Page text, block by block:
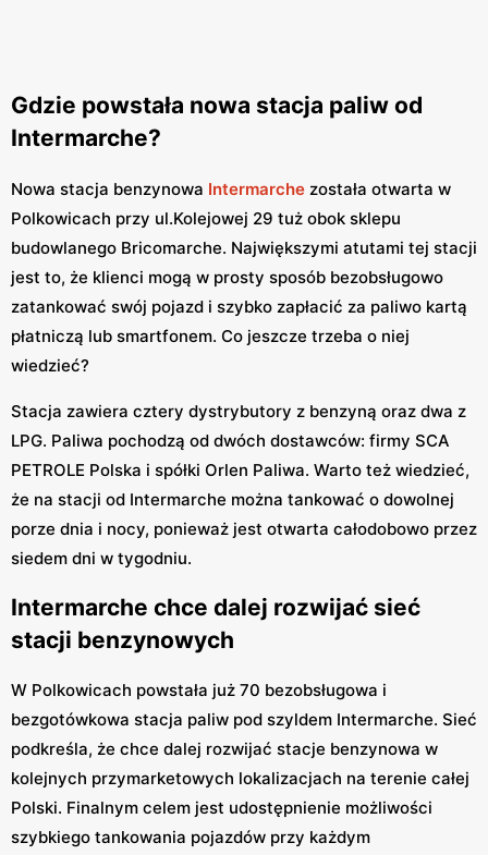
Gdzie powstała nowa stacja paliw od
Intermarche?
Nowa stacja benzynowa Intermarche została otwarta w
Polkowicach przy ul.Kolejowej 29 tuż obok sklepu
budowlanego Bricomarche. Największymi atutami tej stacji
jest to, że klienci mogą w prosty sposób bezobsługowo
zatankować swój pojazd i szybko zapłacić za paliwo kartą
płatniczą lub smartfonem. Co jeszcze trzeba o niej
wiedzieć?
Stacja zawiera cztery dystrybutory z benzyną oraz dwa z
LPG. Paliwa pochodzą od dwóch dostawców: firmy SCA
PETROLE Polska i spółki Orlen Paliwa. Warto też wiedzieć,
że na stacji od Intermarche można tankować o dowolnej
porze dnia i nocy, ponieważ jest otwarta całodobowo przez
siedem dni w tygodniu.
Intermarche chce dalej rozwijać sieć
stacji benzynowych
W Polkowicach powstała już 70 bezobsługowa i
bezgotówkowa stacja paliw pod szyldem Intermarche. Sieć
podkreśla, że chce dalej rozwijać stacje benzynowa w
kolejnych przymarketowych lokalizacjach na terenie całej
Polski. Finalnym celem jest udostępnienie możliwości
szybkiego tankowania pojazdów przy każdym